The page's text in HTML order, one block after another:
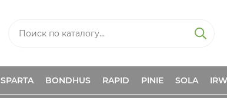
SPARTA BONDHUS RAPID PINIE SOLA